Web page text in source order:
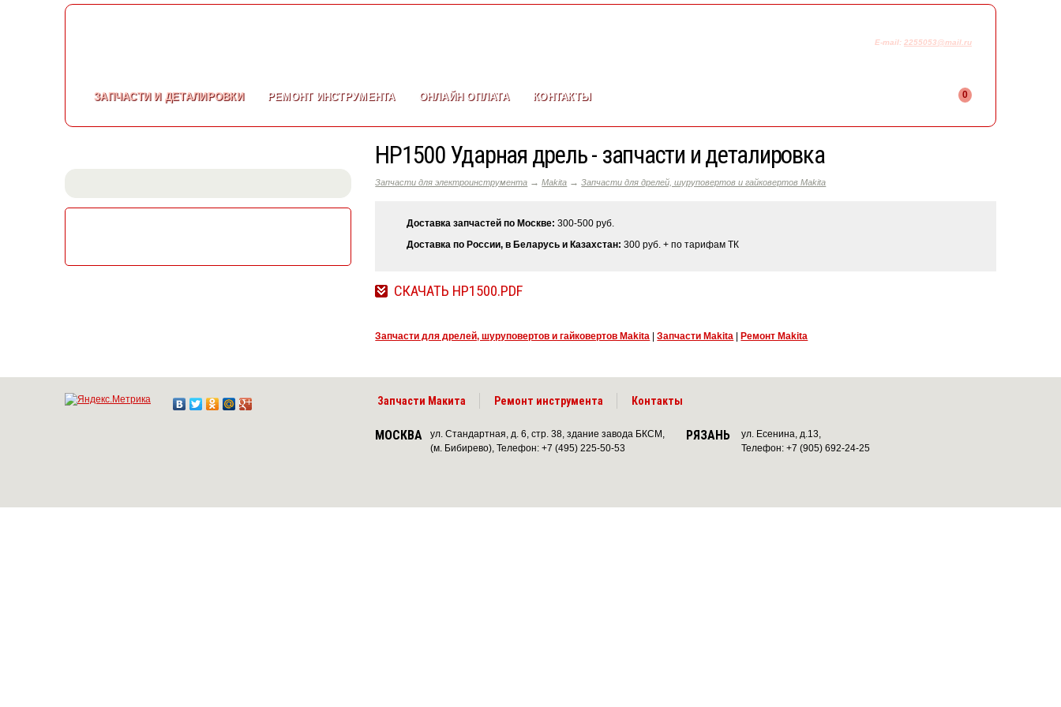
E-mail: 2255053@mail.ru
0
ЗАПЧАСТИИ ДЕТАЛИРОВКИ РЕМОНТИНСТРУМЕНТА ОНЛАЙН ОПЛАТА КОНТАКТЫ
HP1500 Ударная дрель - запчасти и деталировка
Запчасти для электроинструмента →Makita →Запчасти для дрелей, шуруповертов и гайковертов Makita
Доставка запчастей по Москве: 300-500 руб.
Доставка по России, в Беларусь и Казахстан: 300 руб. + по тарифам ТК
СКАЧАТЬ HP1500.PDF
Запчасти для дрелей, шуруповертов и гайковертов Makita |Запчасти Makita Ремонт Makita
Запчасти Макита Ремонт инструмента Контакты
МОСКВА
ул. Стандартная, д. 6, стр. 38, здание завода БКСМ,
(м. Бибирево), Телефон: +7 (495) 225-50-53
РЯЗАНЬ
ул. Есенина, д.13,
Телефон: +7 (905) 692-24-25